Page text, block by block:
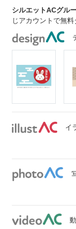
シルエットACグル
じアカウントで無料
イ